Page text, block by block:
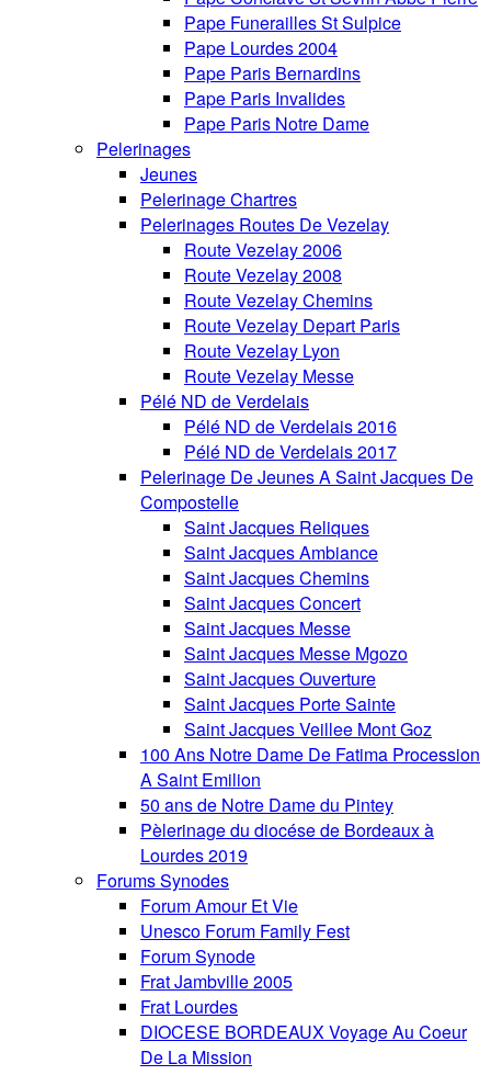
Pape Funerailles St Sulpice
Pape Lourdes 2004
Pape Paris Bernardins
Pape Paris Invalides
Pape Paris Notre Dame
Pelerinages
Jeunes
Pelerinage Chartres
Pelerinages Routes De Vezelay
Route Vezelay 2006
Route Vezelay 2008
Route Vezelay Chemins
Route Vezelay Depart Paris
Route Vezelay Lyon
Route Vezelay Messe
Pélé ND de Verdelais
Pélé ND de Verdelais 2016
Pélé ND de Verdelais 2017
Pelerinage De Jeunes A Saint Jacques De
Compostelle
Saint Jacques Reliques
Saint Jacques Ambiance
Saint Jacques Chemins
Saint Jacques Concert
Saint Jacques Messe
Saint Jacques Messe Mgozo
Saint Jacques Ouverture
Saint Jacques Porte Sainte
Saint Jacques Veillee Mont Goz
100 Ans Notre Dame De Fatima Procession
A Saint Emilion
50 ans de Notre Dame du Pintey
Pèlerinage du diocése de Bordeaux à
Lourdes 2019
Forums Synodes
Forum Amour Et Vie
Unesco Forum Family Fest
Forum Synode
Frat Jambville 2005
Frat Lourdes
DIOCESE BORDEAUX Voyage Au Coeur
De La Mission